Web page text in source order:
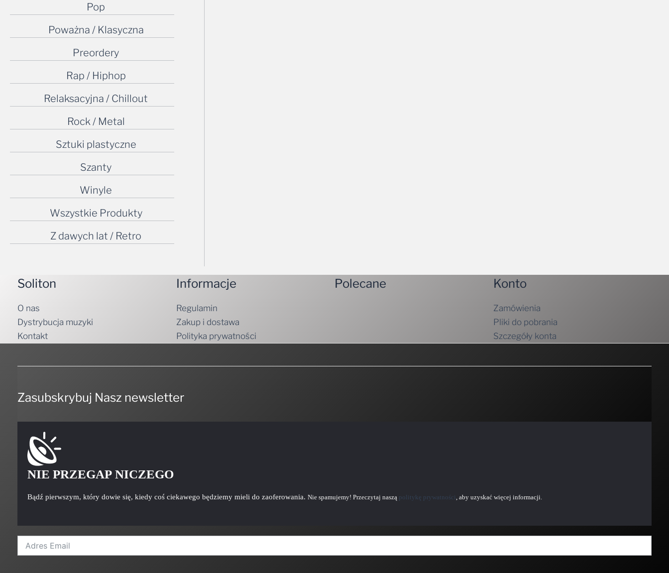
Pop
Poważna / Klasyczna
Preordery
Rap / Hiphop
Relaksacyjna / Chillout
Rock / Metal
Sztuki plastyczne
Szanty
Winyle
Wszystkie Produkty
Z dawych lat / Retro
Soliton
O nas
Dystrybucja muzyki
Kontakt
Informacje
Regulamin
Zakup i dostawa
Polityka prywatności
Polecane Konto
Zamówienia
Pliki do pobrania
Szczegóły konta
Zasubskrybuj Nasz newsletter
NIE PRZEGAP NICZEGO
Bądź pierwszym, który dowie się, kiedy coś ciekawego będziemy mieli do zaoferowania. Nie spamujemy! Przeczytaj naszą politykę prywatności, aby uzyskać więcej informacji.